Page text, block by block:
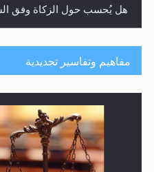
هل يُحسب حول الزكاة وفق
مفاهيم وتفاسير تجديدية